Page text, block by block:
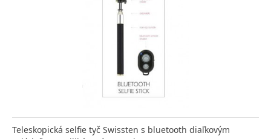
Teleskopická selfie tyč Swissten s bluetooth diaľkovým